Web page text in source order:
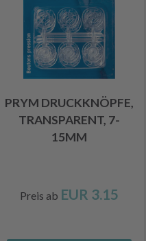
PRYM DRUCKKNÖPFE,
TRANSPARENT, 7-
15MM
Preis ab EUR 3.15